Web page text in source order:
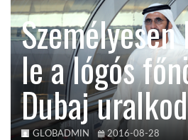
KÖZEL-KELET
AUSZTRÁLIA
A VILÁG ITTHON
le a lógós
Dubaj
GLOBADMIN 2016-08-28